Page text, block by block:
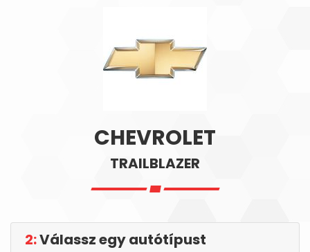
CHEVROLET
TRAILBLAZER
2:Válassz egy autótípust